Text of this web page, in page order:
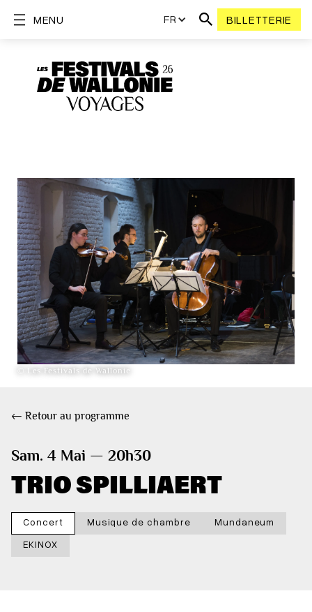
FR BILLETTERIE
MENU
© Les Festivals de Wallonie
← Retour au programme
Sam. 4 Mai — 20h30
TRIO SPILLIAERT
Concert Musique de chambre
Mundaneum
EKINOX